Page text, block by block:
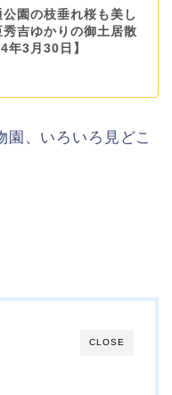
公園の枝垂れ桜も美し
秀吉ゆかりの御土居散
年3月30日】
園、いろいろ見どこ
CLOSE